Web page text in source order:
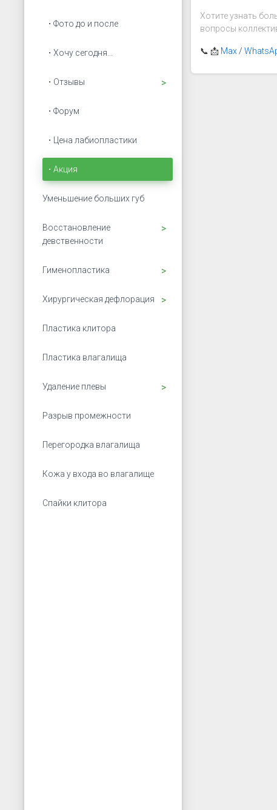
Фото до и после
Хочу сегодня...
Открыть подменю
Отзывы
Форум
Цена лабиопластики
Акция
Уменьшение больших губ
Открыть подменю
Восстановление
девственности
Открыть подменю
Гименопластика
Открыть подменю
Хирургическая дефлорация
Пластика клитора
Пластика влагалища
Открыть подменю
Удаление плевы
Разрыв промежности
Перегородка влагалища
Кожа у входа во влагалище
Спайки клитора
Хотите узнать
вопросы
📞 📩 Max /